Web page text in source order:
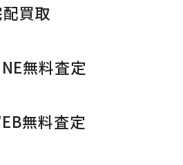
買取
無料査定
無料査定